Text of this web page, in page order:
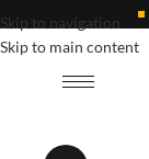
Skip to navigation
Skip to main content